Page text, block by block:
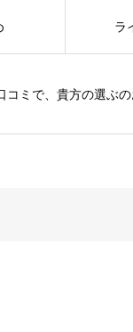
ミで、貴方の選ぶの
ラ